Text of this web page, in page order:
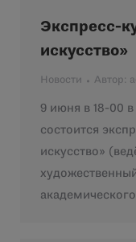
Экспресс-
искусство»
Новости Автор:
9 июня в 18-00 в
состоится
искусство»